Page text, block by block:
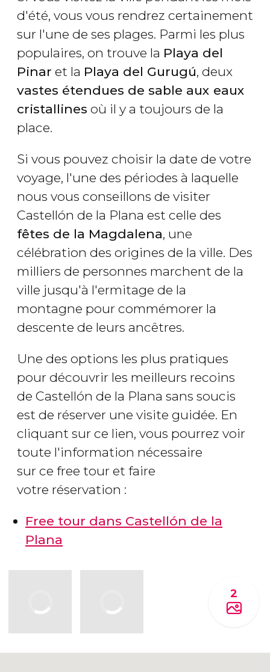
d'été, vous vous rendrez certainement
sur l'une de ses plages. Parmi les plus
populaires, on trouve la Playa del
Pinar et la Playa del Gurugú, deux
vastes étendues de sable aux eaux
cristallines où il y a toujours de la
place.
Si vous pouvez choisir la date de votre
voyage, l'une des périodes à laquelle
nous vous conseillons de visiter
Castellón de la Plana est celle des
fêtes de la Magdalena, une
célébration des origines de la ville. Des
milliers de personnes marchent de la
ville jusqu'à l'ermitage de la
montagne pour commémorer la
descente de leurs ancêtres.
Une des options les plus pratiques
pour découvrir les meilleurs recoins
de Castellón de la Plana sans soucis
est de réserver une visite guidée. En
cliquant sur ce lien, vous pourrez voir
toute l'information nécessaire
sur ce free tour et faire
votre réservation :
Free tour dans Castellón de la
Plana
2